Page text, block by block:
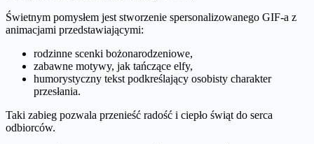
Świetnym pomysłem jest stworzenie spersonalizowanego GIF-a z
animacjami przedstawiającymi:
rodzinne scenki bożonarodzeniowe,
zabawne motywy, jak tańczące elfy,
humorystyczny tekst podkreślający osobisty charakter
przesłania.
Taki zabieg pozwala przenieść radość i ciepło świąt do serca
odbiorców.